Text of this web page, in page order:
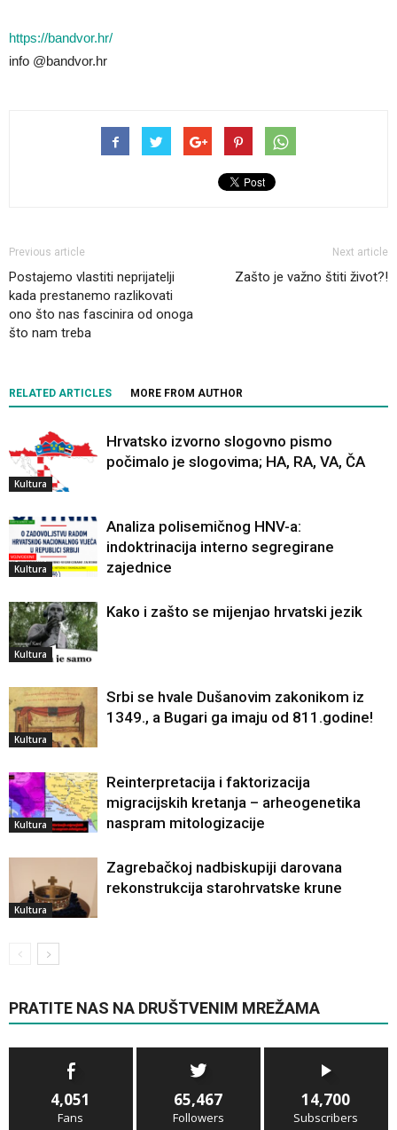
https://bandvor.hr/
info @bandvor.hr
Previous article
Postajemo vlastiti neprijatelji
kada prestanemo razlikovati
ono što nas fascinira od onoga
što nam treba
Next article
Zašto je važno štiti život?!
RELATED ARTICLES MORE FROM AUTHOR
Kultura
Hrvatsko izvorno slogovno pismo
počimalo je slogovima; HA, RA, VA, ČA
Kultura
Analiza polisemičnog HNV-a:
indoktrinacija interno segregirane
zajednice
Kultura
Kako i zašto se mijenjao hrvatski jezik
Kultura
Srbi se hvale Dušanovim zakonikom iz
1349., a Bugari ga imaju od 811.godine!
Kultura
Reinterpretacija i faktorizacija
migracijskih kretanja – arheogenetika
naspram mitologizacije
Kultura
Zagrebačkoj nadbiskupiji darovana
rekonstrukcija starohrvatske krune
PRATITE NAS NA DRUŠTVENIM MREŽAMA
4,051
Fans
65,467
Followers
14,700
Subscribers